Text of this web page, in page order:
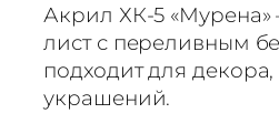
Акрил ХК-5
лист с переливным
подходит для
украшений.